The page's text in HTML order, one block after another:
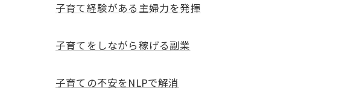
子育て経験がある主婦力を発揮
子育てをしながら稼げる副業
子育ての不安をNLPで解消